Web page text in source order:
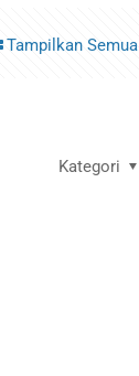
Tampilkan Semua
Kategori